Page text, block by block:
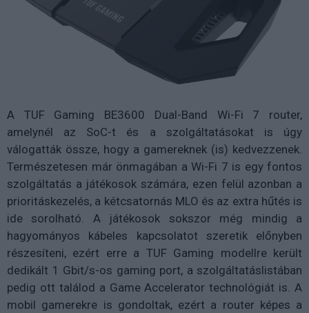
A TUF Gaming BE3600 Dual-Band Wi-Fi 7 router,
amelynél az SoC-t és a szolgáltatásokat is úgy
válogatták össze, hogy a gamereknek (is) kedvezzenek.
Természetesen már önmagában a Wi-Fi 7 is egy fontos
szolgáltatás a játékosok számára, ezen felül azonban a
prioritáskezelés, a kétcsatornás MLO és az extra hűtés is
ide sorolható. A játékosok sokszor még mindig a
hagyományos kábeles kapcsolatot szeretik előnyben
részesíteni, ezért erre a TUF Gaming modellre került
dedikált 1 Gbit/s-os gaming port, a szolgáltatáslistában
pedig ott találod a Game Accelerator technológiát is. A
mobil gamerekre is gondoltak, ezért a router képes a